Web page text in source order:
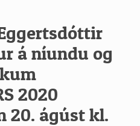
á níundu og
2020
20. ágúst kl.